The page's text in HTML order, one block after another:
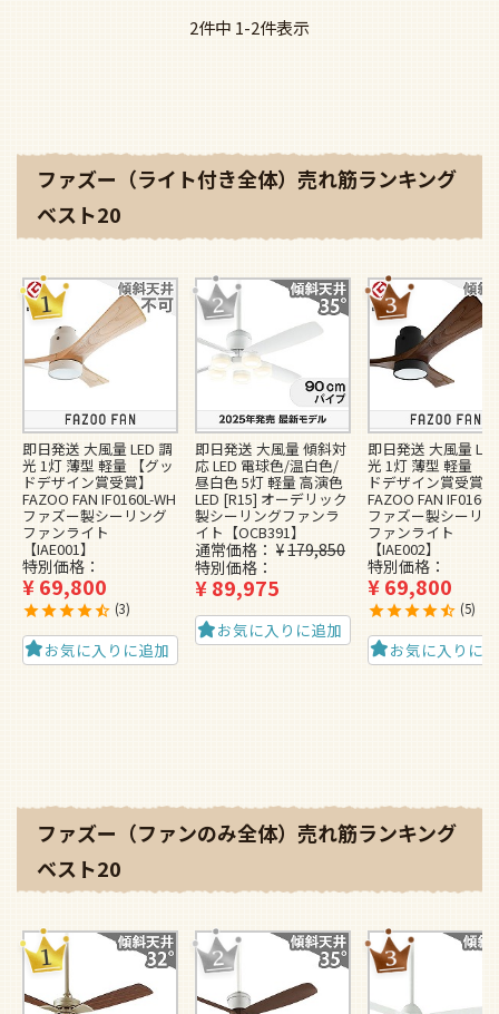
2件中 1-2件表示
ファズー（ライト付き全体）売れ筋ランキング
ベスト20
即日発送 大風量 LED 調
光 1灯 薄型 軽量 【グッ
ドデザイン賞受賞】
FAZOO FAN IF0160L-WH
ファズー製シーリング
ファンライト
【IAE001】
特別価格
¥69,800
3
お気に入りに追加
即日発送 大風量 傾斜対
応 LED 電球色/温白色/
昼白色 5灯 軽量 高演色
LED [R15] オーデリック
製シーリングファンラ
イト【OCB391】
通常価格 ¥179,850
特別価格
¥89,975
お気に入りに追加
即日発送 大風量
光 1灯 薄型 軽量 【
ドデザイン賞受賞】
FAZOO FAN
ファズー製シーリ
ファンライト
【IAE002】
特別価格
¥69,800
5
お気に入りに
ファズー（ファンのみ全体）売れ筋ランキング
ベスト20